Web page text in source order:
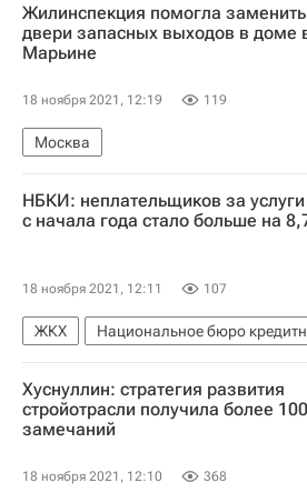
Жилинспекция помогла заменить
двери запасных выходов в доме
Марьине
18 ноября 2021, 12:19 119
Москва
Москва Сегодня: мегаполис для
Жилье
Мосжилинспекция
Комплекс городского хозяйства
НБКИ: неплательщиков за
с начала года стало больше на
18 ноября 2021, 12:11 107
ЖКХ
Национальное бюро
Александр Викулин
Долги
Хуснуллин: стратегия развития
стройотрасли получила более 100
замечаний
18 ноября 2021, 12:10 368